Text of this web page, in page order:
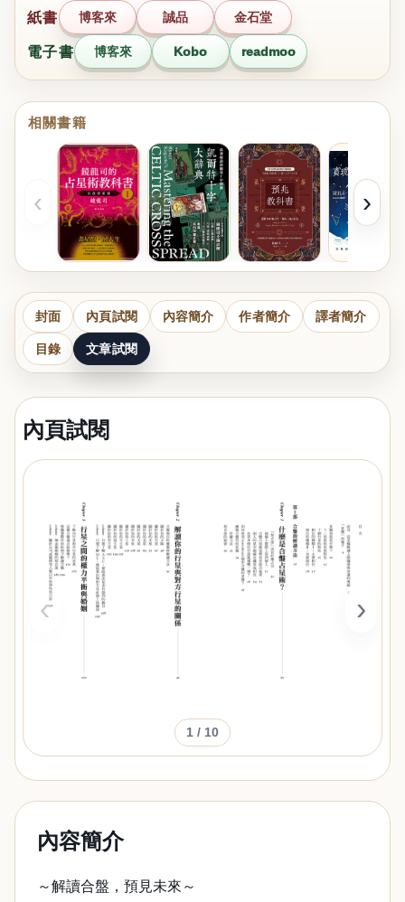
紙書 博客來 誠品 金石堂
電子書 博客來 Kobo readmoo
相關書籍
‹ ›
封面 內頁試閱 內容簡介 作者簡介 譯者簡介
目錄 文章試閱
內頁試閱
‹ ›
1 / 10
內容簡介
～解讀合盤，預見未來～